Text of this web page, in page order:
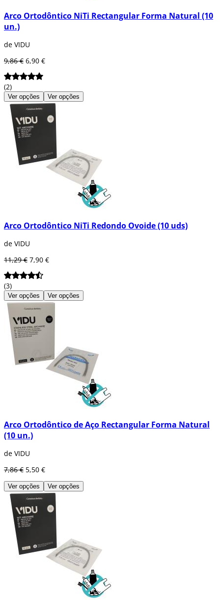
Arco Ortodôntico NiTi Rectangular Forma Natural (10
un.)
de VIDU
9,86 € 6,90 €
(2)
Ver opções Ver opções
Arco Ortodôntico NiTi Redondo Ovoide (10 uds)
de VIDU
11,29 € 7,90 €
(3)
Ver opções Ver opções
Arco Ortodôntico de Aço Rectangular Forma Natural
(10 un.)
de VIDU
7,86 € 5,50 €
Ver opções Ver opções